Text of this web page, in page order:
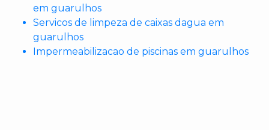
em guarulhos
Servicos de limpeza de caixas dagua em
guarulhos
Impermeabilizacao de piscinas em guarulhos